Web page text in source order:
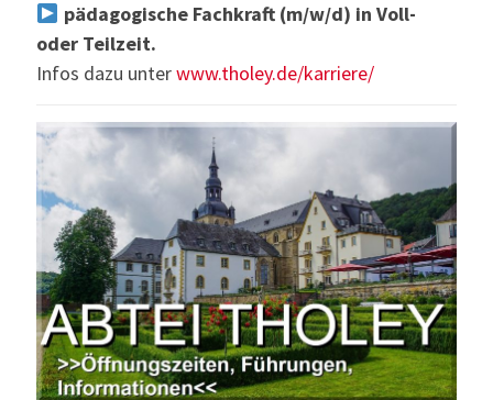
pädagogische Fachkraft (m/w/d) in Voll-
oder Teilzeit.
Infos dazu unterwww.tholey.de/karriere/